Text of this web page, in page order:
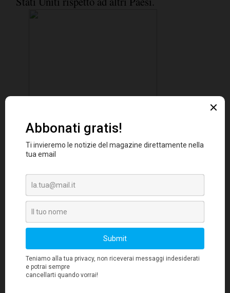
Tutto ciò si riflette sulle valute emergenti che
si stanno deprezzando.L'indice valutario JP
Morgan EM segue infatti un trend negativo